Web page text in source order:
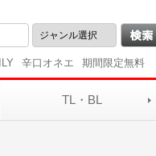
辛口オネエ 期間限定無料
TL・BL